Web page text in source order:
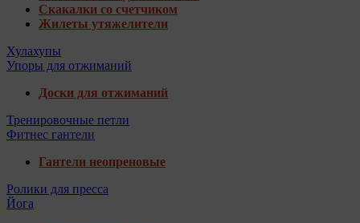
Скакалки со счетчиком
Жилеты утяжелители
Хулахупы
Упоры для отжиманий
Доски для отжиманий
Тренировочные петли
Фитнес гантели
Гантели неопреновые
Ролики для пресса
Йога